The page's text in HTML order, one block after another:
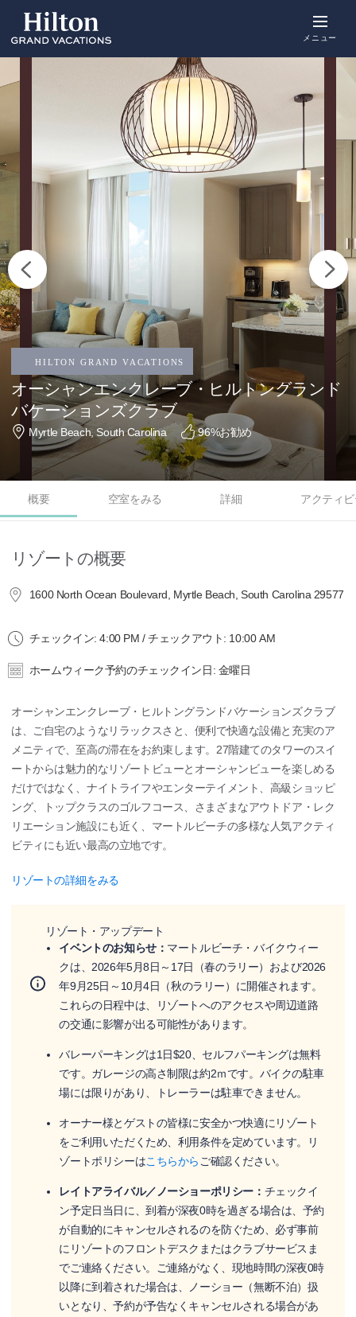
main
メニュー
オーシャンエンクレーブ・ヒルトングランド
バケーションズクラブ
Myrtle Beach, South Carolina 96%お勧め
概要 空室をみる 詳細 アクティ
リゾートの概要
1600 North Ocean Boulevard, Myrtle Beach, South Carolina 29577
チェックイン: 4:00 PM / チェックアウト: 10:00 AM
ホームウィーク予約のチェックイン日: 金曜日
オーシャンエンクレーブ・ヒルトングランドバケーションズクラブ
は、ご自宅のようなリラックスさと、便利で快適な設備と充実のア
メニティで、至高の滞在をお約束します。27階建てのタワーのスイ
ートからは魅力的なリゾートビューとオーシャンビューを楽しめる
だけではなく、ナイトライフやエンターテイメント、高級ショッピ
ング、トップクラスのゴルフコース、さまざまなアウトドア・レク
リエーション施設にも近く、マートルビーチの多様な人気アクティ
ビティにも近い最高の立地です。
リゾートの詳細をみる
リゾート・アップデート
イベントのお知らせ： マートルビーチ・バイクウィー
クは、2026年5月8日～17日（春のラリー）および2026
年9月25日～10月4日（秋のラリー）に開催されます。
これらの日程中は、リゾートへのアクセスや周辺道路
の交通に影響が出る可能性があります。
バレーパーキングは1日$20、セルフパーキングは無料
です。ガレージの高さ制限は約2ｍです。バイクの駐車
場には限りがあり、トレーラーは駐車できません。
オーナー様とゲストの皆様に安全かつ快適にリゾート
をご利用いただくため、利用条件を定めています。リ
ゾートポリシーはこちらから ご確認ください。
レイトアライバル／ノーショーポリシー： チェックイ
ン予定日当日に、到着が深夜0時を過ぎる場合は、予約
が自動的にキャンセルされるのを防ぐため、必ず事前
にリゾートのフロントデスクまたはクラブサービスま
でご連絡ください。ご連絡がなく、現地時間の深夜0時
以降に到着された場合は、ノーショー（無断不泊）扱
いとなり、予約が予告なくキャンセルされる場合があ